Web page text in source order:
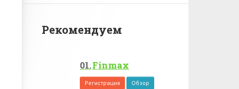
Рекомендуем
Finmax
Регистрация Обзор